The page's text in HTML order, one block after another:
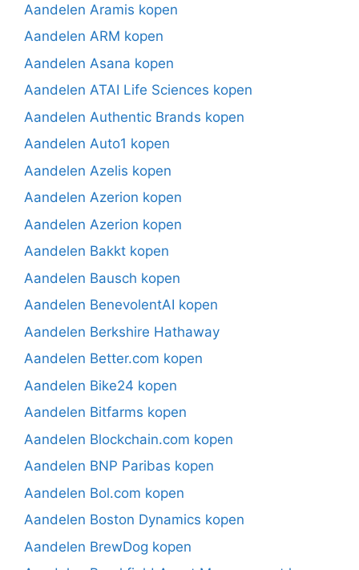
Aandelen Aramis kopen
Aandelen ARM kopen
Aandelen Asana kopen
Aandelen ATAI Life Sciences kopen
Aandelen Authentic Brands kopen
Aandelen Auto1 kopen
Aandelen Azelis kopen
Aandelen Azerion kopen
Aandelen Azerion kopen
Aandelen Bakkt kopen
Aandelen Bausch kopen
Aandelen BenevolentAI kopen
Aandelen Berkshire Hathaway
Aandelen Better.com kopen
Aandelen Bike24 kopen
Aandelen Bitfarms kopen
Aandelen Blockchain.com kopen
Aandelen BNP Paribas kopen
Aandelen Bol.com kopen
Aandelen Boston Dynamics kopen
Aandelen BrewDog kopen